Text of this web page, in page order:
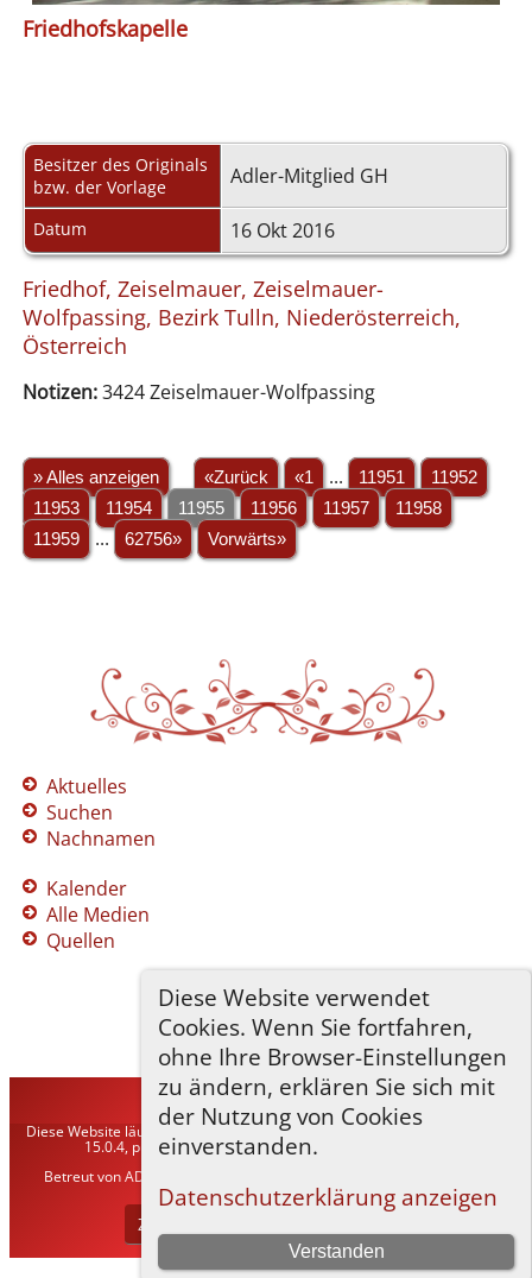
Diese Website verwendet
Cookies. Wenn Sie fortfahren,
ohne Ihre Browser-Einstellungen
zu ändern, erklären Sie sich mit
der Nutzung von Cookies
einverstanden.
Datenschutzerklärung anzeigen
Verstanden
Friedhofskapelle
Besitzer des Originals
bzw. der Vorlage
Adler-Mitglied GH
Datum 16 Okt 2016
Friedhof, Zeiselmauer, Zeiselmauer-
Wolfpassing, Bezirk Tulln, Niederösterreich,
Österreich
Notizen:3424 Zeiselmauer-Wolfpassing
» Alles anzeigen «Zurück «1 ... 11951
11952
11953
11954 11955 11956 11957
11958
11959
... 62756» Vorwärts»
Aktuelles
Suchen
Nachnamen
Kalender
Alle Medien
Quellen
TNG-ADLER©2026
Diese Website läuft mitThe Next Generation of Genealogy Sitebuilding
15.0.4, programmiert von Darrin Lythgoe © 2001-2026.
Betreut vonADLER Heraldisch-Genealogische Gesellschaft, Wien
Datenschutzerklärung.
Zur Desktop-Webseite wechseln